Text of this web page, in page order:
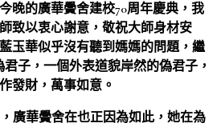
晚的廣華黌舍建校70周年慶典，我
致以衷心謝意，敬祝大師身材安
玉華似乎沒有聽到媽媽的問題，繼
子，一個外表道貌岸然的偽君子，
發財，萬事如意。
廣華黌舍在也正因為如此，她在為